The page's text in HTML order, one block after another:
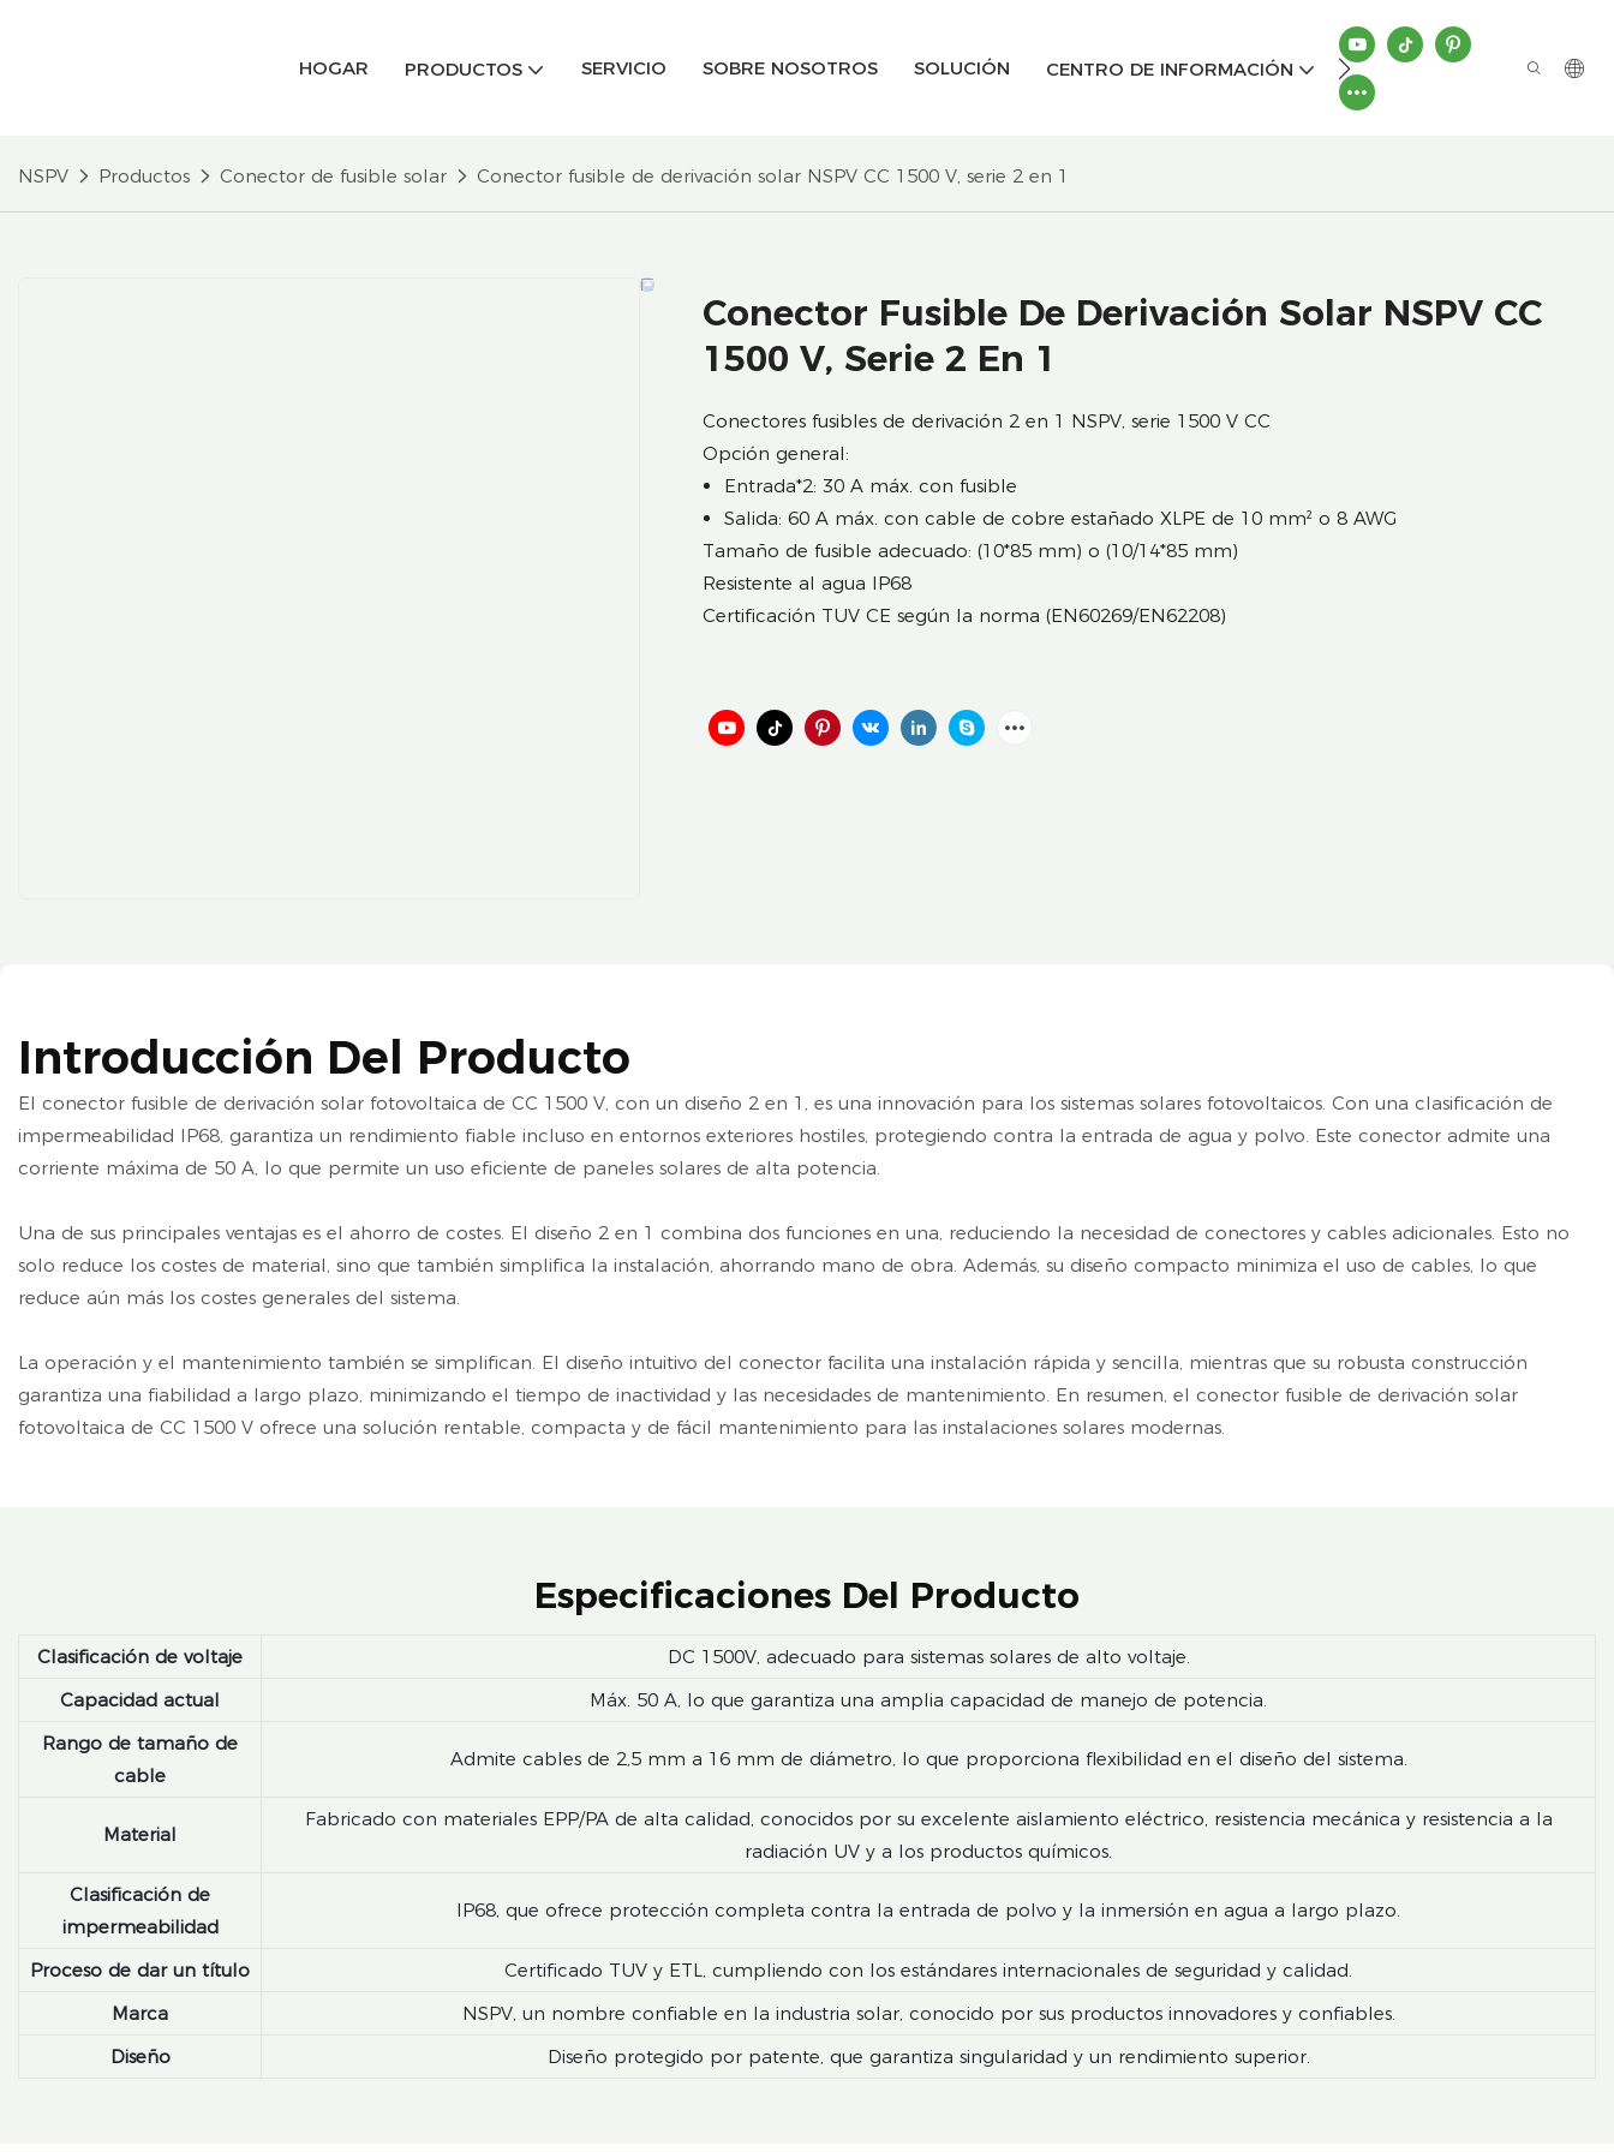
HOGAR PRODUCTOS SERVICIO SOBRE NOSOTROS SOLUCIÓN CENTRO DE INFORMACIÓN CONTÁCTENOS
NSPV Productos Conector de fusible solar Conector fusible de derivación solar NSPV CC 1500 V, serie 2 en 1
Conector Fusible De Derivación Solar NSPV CC
1500 V, Serie 2 En 1
Conectores fusibles de derivación 2 en 1 NSPV, serie 1500 V CC
Opción general:
Entrada*2: 30 A máx. con fusible
Salida: 60 A máx. con cable de cobre estañado XLPE de 10 mm² o 8 AWG
Tamaño de fusible adecuado: (10*85 mm) o (10/14*85 mm)
Resistente al agua IP68
Certificación TUV CE según la norma (EN60269/EN62208)
Introducción Del Producto
El conector fusible de derivación solar fotovoltaica de CC 1500 V, con un diseño 2 en 1, es una innovación para los sistemas solares fotovoltaicos. Con una clasificación de
impermeabilidad IP68, garantiza un rendimiento fiable incluso en entornos exteriores hostiles, protegiendo contra la entrada de agua y polvo. Este conector admite una
corriente máxima de 50 A, lo que permite un uso eficiente de paneles solares de alta potencia.
Una de sus principales ventajas es el ahorro de costes. El diseño 2 en 1 combina dos funciones en una, reduciendo la necesidad de conectores y cables adicionales. Esto no
solo reduce los costes de material, sino que también simplifica la instalación, ahorrando mano de obra. Además, su diseño compacto minimiza el uso de cables, lo que
reduce aún más los costes generales del sistema.
La operación y el mantenimiento también se simplifican. El diseño intuitivo del conector facilita una instalación rápida y sencilla, mientras que su robusta construcción
garantiza una fiabilidad a largo plazo, minimizando el tiempo de inactividad y las necesidades de mantenimiento. En resumen, el conector fusible de derivación solar
fotovoltaica de CC 1500 V ofrece una solución rentable, compacta y de fácil mantenimiento para las instalaciones solares modernas.
Especificaciones Del Producto
Clasificación de voltaje
DC 1500V, adecuado para sistemas solares de alto voltaje.
Capacidad actual
Máx. 50 A, lo que garantiza una amplia capacidad de manejo de potencia.
Rango de tamaño de
cable
Admite cables de 2,5 mm a 16 mm de diámetro, lo que proporciona flexibilidad en el diseño del sistema.
Material
Fabricado con materiales EPP/PA de alta calidad, conocidos por su excelente aislamiento eléctrico, resistencia mecánica y resistencia a la
radiación UV y a los productos químicos.
Clasificación de
impermeabilidad
IP68, que ofrece protección completa contra la entrada de polvo y la inmersión en agua a largo plazo.
Proceso de dar un título
Certificado TUV y ETL, cumpliendo con los estándares internacionales de seguridad y calidad.
Marca
NSPV, un nombre confiable en la industria solar, conocido por sus productos innovadores y confiables.
Diseño
Diseño protegido por patente, que garantiza singularidad y un rendimiento superior.